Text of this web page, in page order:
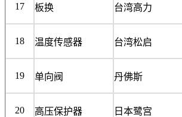
17 板换 台湾高力
18 温度传感器 台湾松启
19 单向阀 丹佛斯
20 高压保护器 日本鹭宫